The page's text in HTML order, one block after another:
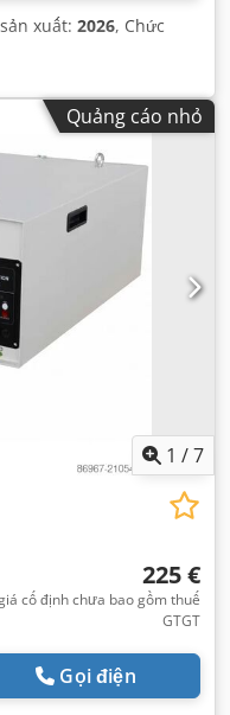
xuất: 2026, Chức
Quảng cáo nhỏ
1 /7
225 €
cố định chưa bao gồm thuế
GTGT
Gọi điện